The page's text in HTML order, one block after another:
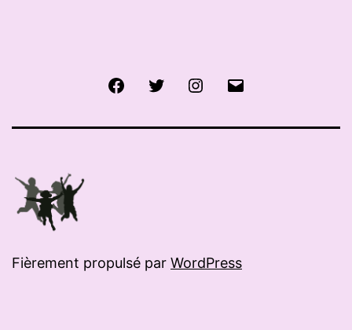
FacebookTwitter Instagram
Fièrement propulsé par WordPress